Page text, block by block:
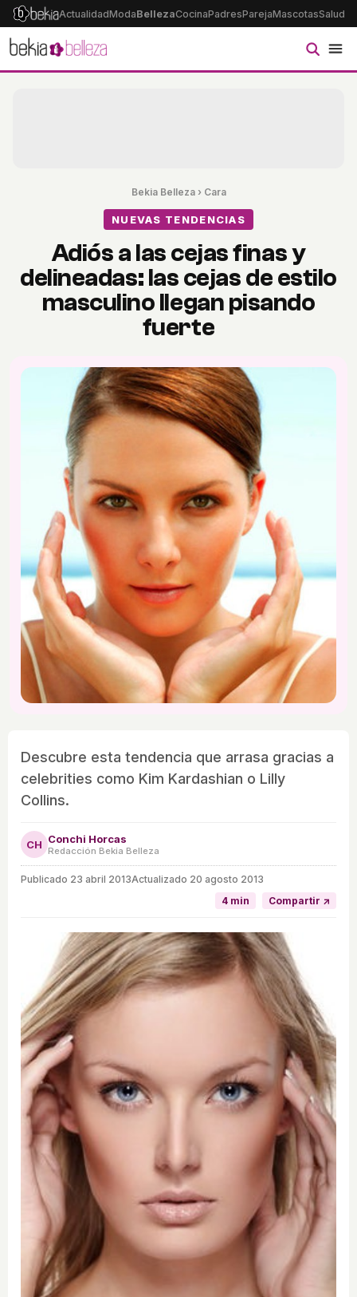
ActualidadModaBellezaCocinaPadresParejaMascotasSalud
Bekia Belleza› Cara
NUEVAS TENDENCIAS
Adiós a las cejas finas y
delineadas: las cejas de estilo
masculino llegan pisando
fuerte
Descubre esta tendencia que arrasa gracias a
celebrities como Kim Kardashian o Lilly
Collins.
CH Conchi Horcas
Redacción Bekia Belleza
Publicado 23 abril 2013Actualizado 20 agosto 2013
4 min
Compartir ↗